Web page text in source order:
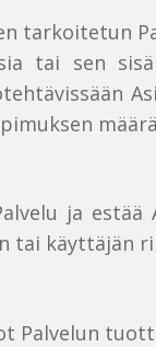
tarkoitetun
tai sen
ja
tai käyttäjän
Palvelun